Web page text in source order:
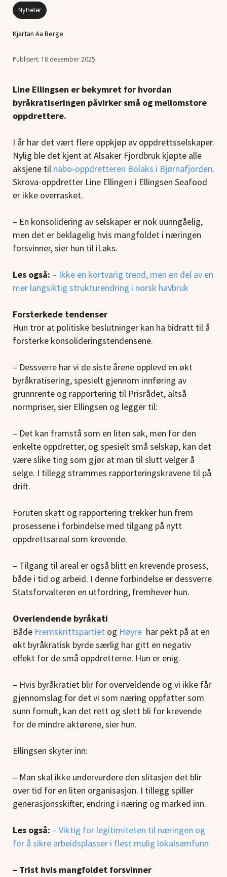
Nyheter
Kjartan Aa Berge
18 desember 2025
Line Ellingsen er bekymret for hvordan
byråkratiseringen påvirker små og mellomstore
oppdrettere.
I år har det vært flere oppkjøp av oppdrettsselskaper.
Nylig ble det kjent at Alsaker Fjordbruk kjøpte alle
aksjene til nabo-oppdretteren Bolaks i Bjørnafjorden.
Skrova-oppdretter Line Ellingen i Ellingsen Seafood
er ikke overrasket.
– En konsolidering av selskaper er nok uunngåelig,
men det er beklagelig hvis mangfoldet i næringen
forsvinner, sier hun til iLaks.
Les også: – Ikke en kortvarig trend, men en del av en
mer langsiktig strukturendring i norsk havbruk
Forsterkede tendenser
Hun tror at politiske beslutninger kan ha bidratt til å
forsterke konsolideringstendensene.
– Dessverre har vi de siste årene opplevd en økt
byråkratisering, spesielt gjennom innføring av
grunnrente og rapportering til Prisrådet, altså
normpriser, sier Ellingsen og legger til:
– Det kan framstå som en liten sak, men for den
enkelte oppdretter, og spesielt små selskap, kan det
være slike ting som gjør at man til slutt velger å
selge. I tillegg strammes rapporteringskravene til på
drift.
Foruten skatt og rapportering trekker hun frem
prosessene i forbindelse med tilgang på nytt
oppdrettsareal som krevende.
– Tilgang til areal er også blitt en krevende prosess,
både i tid og arbeid. I denne forbindelse er dessverre
Statsforvalteren en utfordring, fremhever hun.
Overlendende byråkati
Både Fremskrittspartiet og Høyre har pekt på at en
økt byråkratisk byrde særlig har gitt en negativ
effekt for de små oppdretterne. Hun er enig.
– Hvis byråkratiet blir for overveldende og vi ikke får
gjennomslag for det vi som næring oppfatter som
sunn fornuft, kan det rett og slett bli for krevende
for de mindre aktørene, sier hun.
Ellingsen skyter inn:
– Man skal ikke undervurdere den slitasjen det blir
over tid for en liten organisasjon. I tillegg spiller
generasjonsskifter, endring i næring og marked inn.
Les også: – Viktig for legitimiteten til næringen og
for å sikre arbeidsplasser i flest mulig lokalsamfunn
– Trist hvis mangfoldet forsvinner